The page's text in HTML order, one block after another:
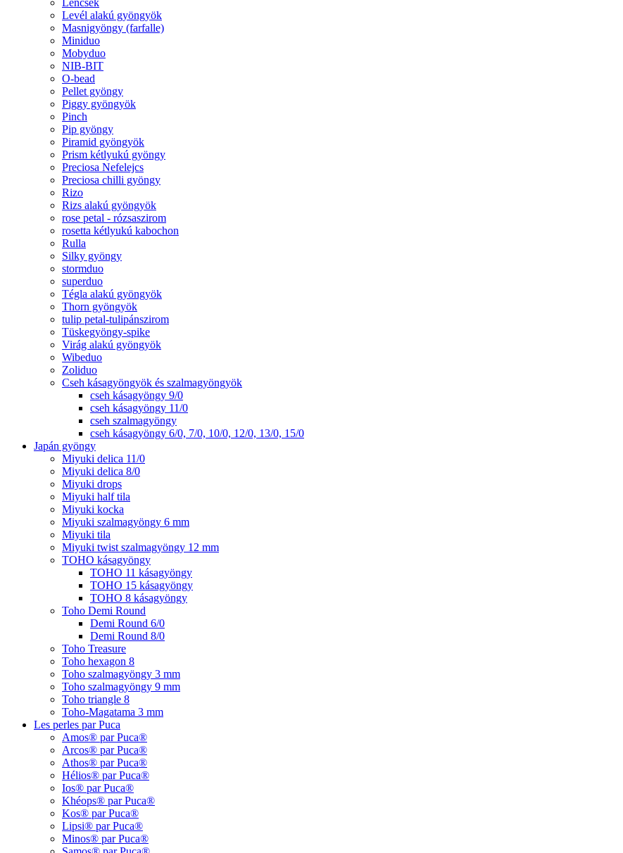
Lencsék
Levél alakú gyöngyök
Masnigyöngy (farfalle)
Miniduo
Mobyduo
NIB-BIT
O-bead
Pellet gyöngy
Piggy gyöngyök
Pinch
Pip gyöngy
Piramid gyöngyök
Prism kétlyukú gyöngy
Preciosa Nefelejcs
Preciosa chilli gyöngy
Rizo
Rizs alakú gyöngyök
rose petal - rózsaszirom
rosetta kétlyukú kabochon
Rulla
Silky gyöngy
stormduo
superduo
Tégla alakú gyöngyök
Thorn gyöngyök
tulip petal-tulipánszirom
Tüskegyöngy-spike
Virág alakú gyöngyök
Wibeduo
Zoliduo
Cseh kásagyöngyök és szalmagyöngyök
cseh kásagyöngy 9/0
cseh kásagyöngy 11/0
cseh szalmagyöngy
cseh kásagyöngy 6/0, 7/0, 10/0, 12/0, 13/0, 15/0
Japán gyöngy
Miyuki delica 11/0
Miyuki delica 8/0
Miyuki drops
Miyuki half tila
Miyuki kocka
Miyuki szalmagyöngy 6 mm
Miyuki tila
Miyuki twist szalmagyöngy 12 mm
TOHO kásagyöngy
TOHO 11 kásagyöngy
TOHO 15 kásagyöngy
TOHO 8 kásagyöngy
Toho Demi Round
Demi Round 6/0
Demi Round 8/0
Toho Treasure
Toho hexagon 8
Toho szalmagyöngy 3 mm
Toho szalmagyöngy 9 mm
Toho triangle 8
Toho-Magatama 3 mm
Les perles par Puca
Amos® par Puca®
Arcos® par Puca®
Athos® par Puca®
Hélios® par Puca®
Ios® par Puca®
Khéops® par Puca®
Kos® par Puca®
Lipsi® par Puca®
Minos® par Puca®